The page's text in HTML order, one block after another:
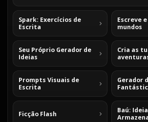
Spark: Exercícios de
Escrita
Escreve
mundos
Seu Próprio Gerador de
Ideias
Cria as
Prompts Visuais de
Escrita
Gerador
Ficção Flash
Baú: